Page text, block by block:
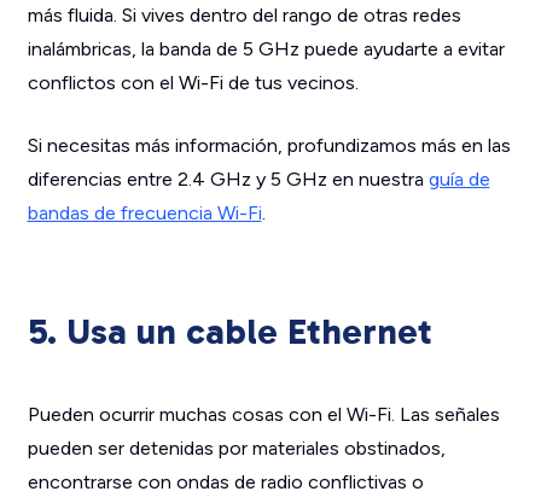
más fluida. Si vives dentro del rango de otras redes
inalámbricas, la banda de 5 GHz puede ayudarte a evitar
conflictos con el Wi-Fi de tus vecinos.
Si necesitas más información, profundizamos más en las
diferencias entre 2.4 GHz y 5 GHz en nuestra guía de
bandas de frecuencia Wi-Fi.
5. Usa un cable Ethernet
Pueden ocurrir muchas cosas con el Wi-Fi. Las señales
pueden ser detenidas por materiales obstinados,
encontrarse con ondas de radio conflictivas o